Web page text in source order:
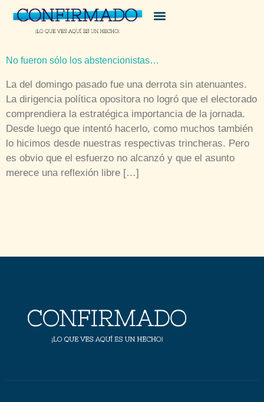
No fueron sólo los abstencionistas…
La del domingo pasado fue una derrota sin atenuantes.
La dirigencia política opositora no logró que el electorado
comprendiera la estratégica importancia de la jornada.
Desde luego que intentó hacerlo, como muchos también
lo hicimos desde nuestras respectivas trincheras. Pero
es obvio que el esfuerzo no alcanzó y que el asunto
merece una reflexión libre […]